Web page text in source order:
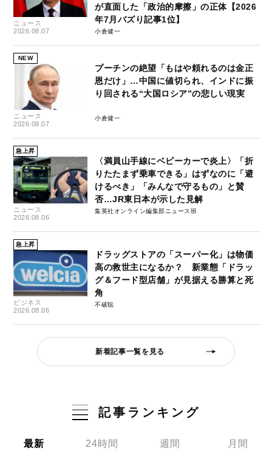
ニュース
2026.08.07
が直面した「政治的摩擦」の正体【2026
年7月バズり記事1位】
小倉健一
NEW
ニュース
2026.08.07
プーチンの絶望「もはや頼れるのは金正
恩だけ」…中国に値切られ、インドに振
り回される“大国ロシア”の悲しい現実
小倉健一
急上昇
ニュース
2026.08.06
〈満員山手線にベビーカーで炎上〉「折
りたたまず乗車できる」はずなのに「避
けるべき」「みんなで守るもの」と賛
否…JR東日本が示した見解
集英社オンライン編集部ニュース班
急上昇
ビジネス
2026.08.06
ドラッグストアの「スーパー化」は物価
高の救世主になるか？ 新業態「ドラッ
グ＆フード型店舗」が見据える勝算と死
角
不破聡
新着記事一覧を見る
記事ランキング
最新 24時間 週間 月間